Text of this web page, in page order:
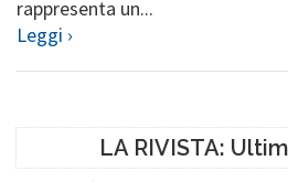
rappresenta un...
Leggi ›
LA RIVISTA: